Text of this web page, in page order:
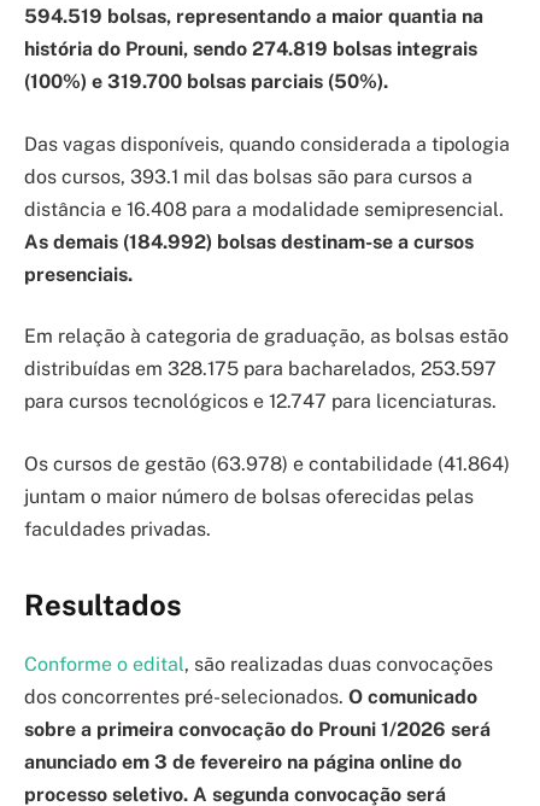
594.519 bolsas, representando a maior quantia na
história do Prouni, sendo 274.819 bolsas integrais
(100%) e 319.700 bolsas parciais (50%).
Das vagas disponíveis, quando considerada a tipologia
dos cursos, 393.1 mil das bolsas são para cursos a
distância e 16.408 para a modalidade semipresencial.
As demais (184.992) bolsas destinam-se a cursos
presenciais.
Em relação à categoria de graduação, as bolsas estão
distribuídas em 328.175 para bacharelados, 253.597
para cursos tecnológicos e 12.747 para licenciaturas.
Os cursos de gestão (63.978) e contabilidade (41.864)
juntam o maior número de bolsas oferecidas pelas
faculdades privadas.
Resultados
Conforme o edital, são realizadas duas convocações
dos concorrentes pré-selecionados. O comunicado
sobre a primeira convocação do Prouni 1/2026 será
anunciado em 3 de fevereiro na página online do
processo seletivo. A segunda convocação será